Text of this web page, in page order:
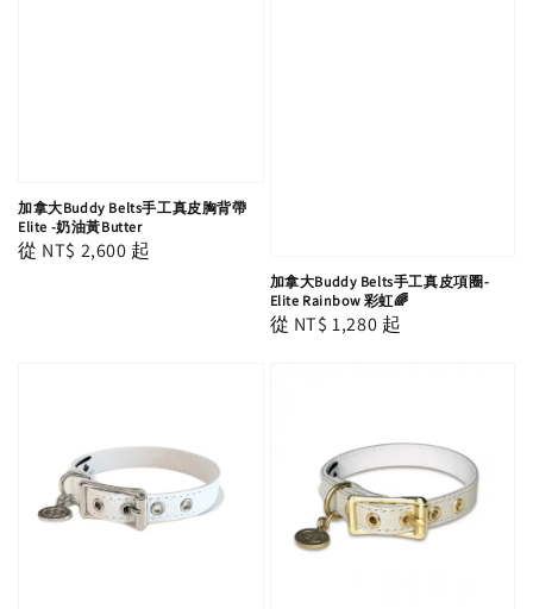
加拿大Buddy Belts手工真皮胸背帶
Elite -奶油黃Butter
Regular
從 NT$ 2,600 起
加拿大Buddy Belts手工真皮項圈-
Elite Rainbow 彩虹🌈
Regular
從 NT$ 1,280 起